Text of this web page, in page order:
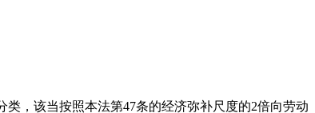
，该当按照本法第47条的经济弥补尺度的2倍向劳动